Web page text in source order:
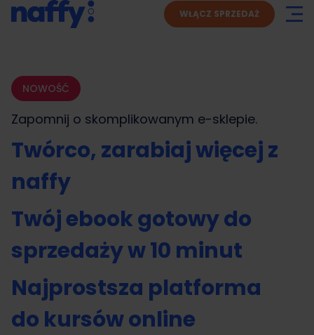
WŁĄCZ SPRZEDAŻ
NOWOŚĆ
Zapomnij o skomplikowanym e-sklepie.
Twórco, zarabiaj więcej z
naffy
Twój ebook gotowy do
sprzedaży w 10 minut
Najprostsza platforma
do kursów online